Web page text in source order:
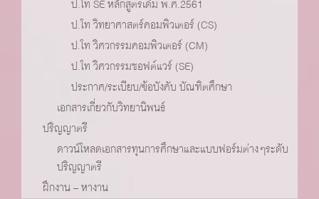
ป.โท SE หลักสูตรเดิม พ.ศ.2561
ป.โท วิทยาศาสตร์คอมพิวเตอร์ (CS)
ป.โท วิศวกรรมคอมพิวเตอร์ (CM)
ป.โท วิศวกรรมซอฟต์แวร์ (SE)
ประกาศ/ระเบียบ/ข้อบังคับ บัณฑิตศึกษา
เอกสารเกี่ยวกับวิทยานิพนธ์
ปริญญาตรี
ดาวน์โหลดเอกสารทุนการศึกษาและแบบฟอร์มต่างๆระดับ
ปริญญาตรี
ฝึกงาน – หางาน